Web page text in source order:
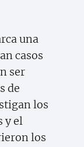
una
casos
ser
de
los
y el
los